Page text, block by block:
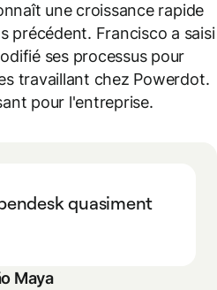
une croissance rapide
précédent. Francisco a saisi
ses processus pour
travaillant chez Powerdot.
pour l'entreprise.
quasiment
Maya